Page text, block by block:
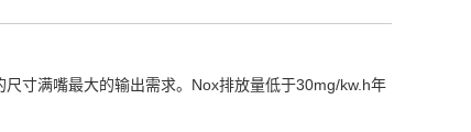
寸满嘴最大的输出需求。Nox排放量低于30mg/kw.h年